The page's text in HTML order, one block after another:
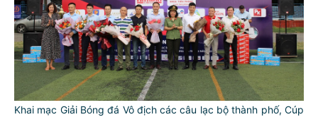
Khai mạc Giải Bóng đá Vô địch các câu lạc bộ thành phố, Cúp